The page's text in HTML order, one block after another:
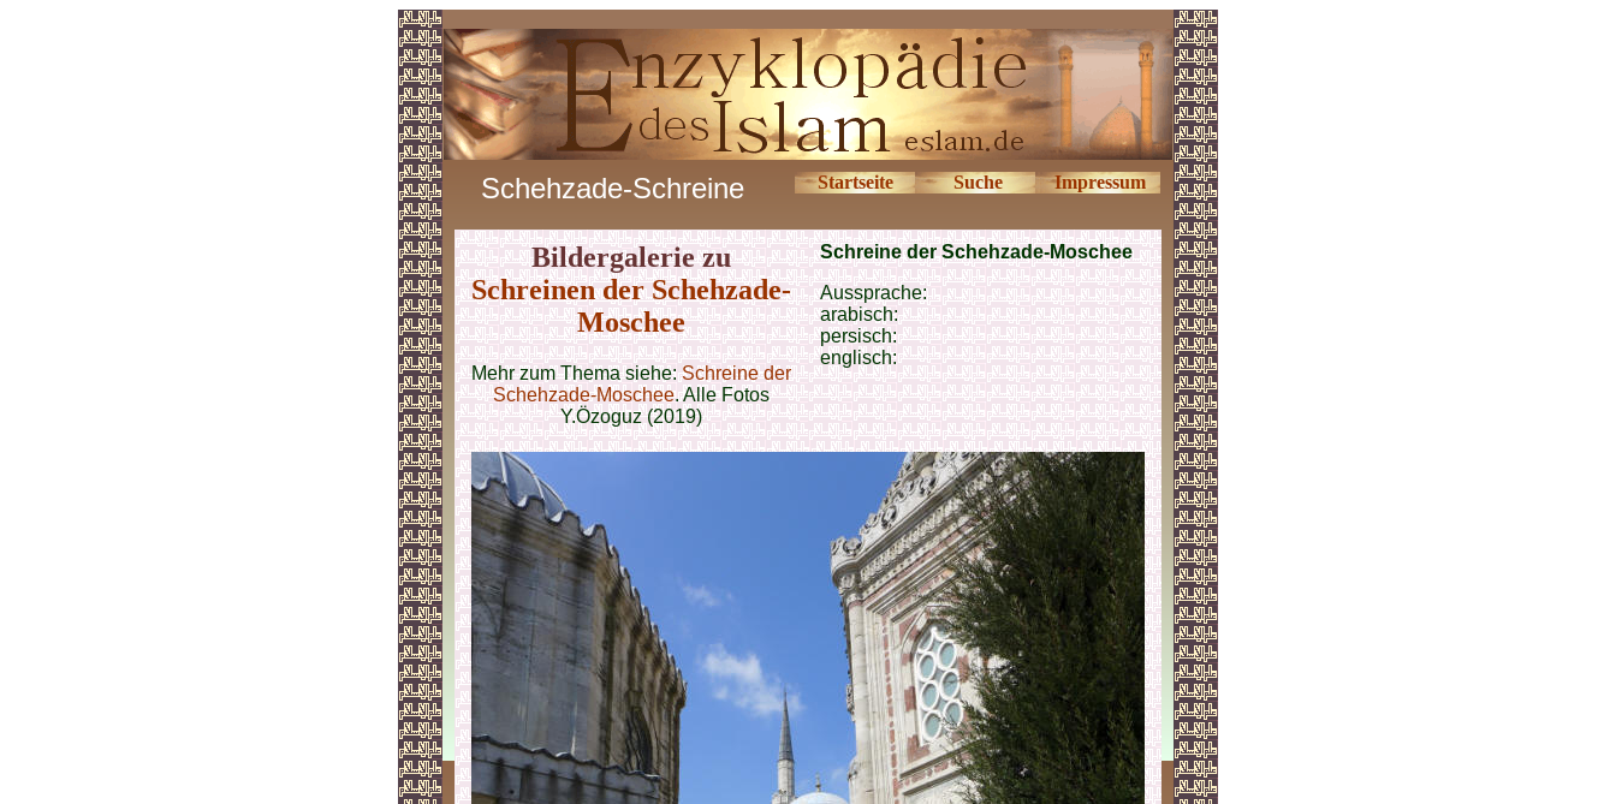
Schehzade-Schreine Startseite Suche Impressum
Bildergalerie zu
Schreinen der Schehzade-
Moschee
Mehr zum Thema siehe: Schreine der
Schehzade-Moschee. Alle Fotos
Y.Özoguz (2019)
Schreine der Schehzade-Moschee
Aussprache:
arabisch:
persisch:
englisch: